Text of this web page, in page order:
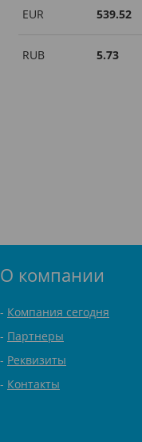
EUR 539.52
RUB 5.73
О компании
Компания сегодня
Партнеры
Реквизиты
Контакты